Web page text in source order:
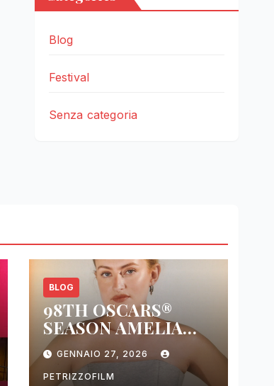
Blog
Festival
Senza categoria
BLOG
98TH OSCARS®
SEASON AMELIA
DIMOLDENBERG
RETURNS FOR
THIRD YEAR
GENNAIO 27, 2026
PETRIZZOFILM